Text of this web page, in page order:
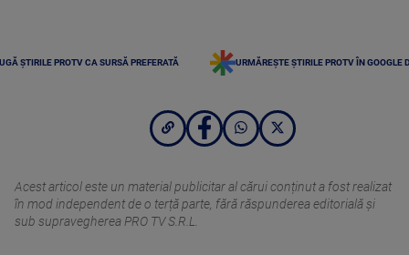
ȘTIRILE PROTV CA SURSĂ PREFERATĂ URMĂREȘTE ȘTIRILE PROTV ÎN GOOGLE
Acest articol este un material publicitar al cărui conținut a fost realizat
în mod independent de o terță parte, fără răspunderea editorială şi
sub supravegherea PRO TV S.R.L.